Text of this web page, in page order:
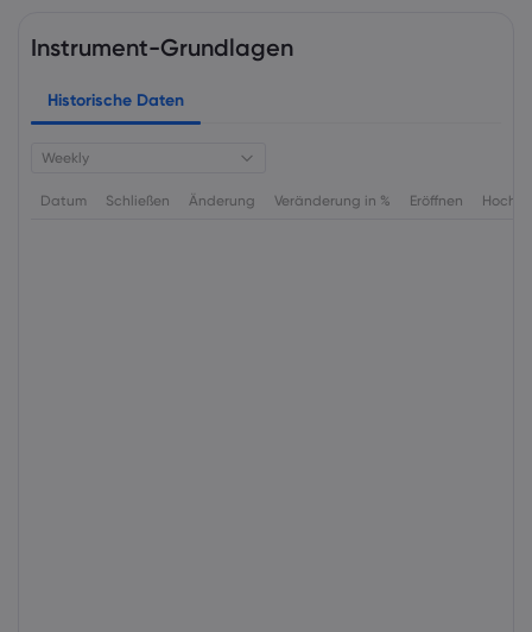
Instrument-Grundlagen
Historische Daten
Weekly
Datum Schließen Änderung Veränderung in % Eröffnen Hoch